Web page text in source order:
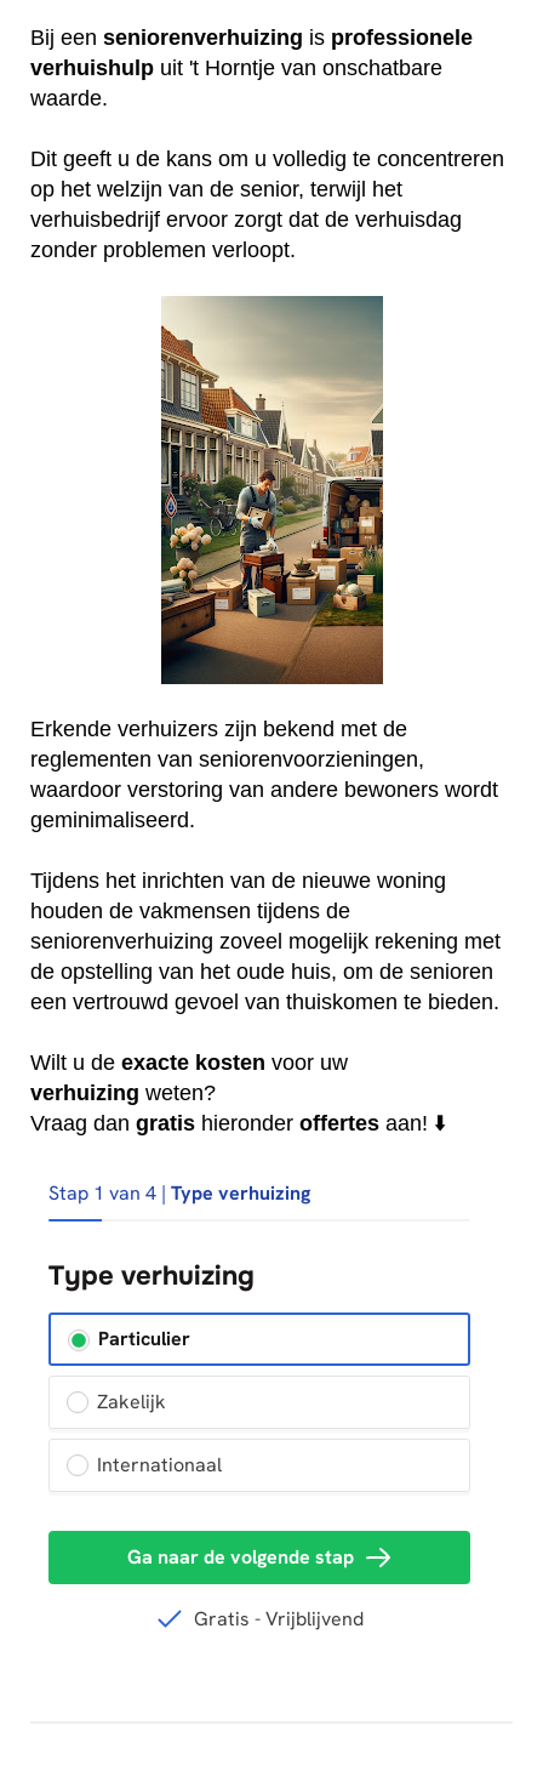
Bij een seniorenverhuizing is professionele
verhuishulp uit 't Horntje van onschatbare
waarde.
Dit geeft u de kans om u volledig te concentreren
op het welzijn van de senior, terwijl het
verhuisbedrijf ervoor zorgt dat de verhuisdag
zonder problemen verloopt.
Erkende verhuizers zijn bekend met de
reglementen van seniorenvoorzieningen,
waardoor verstoring van andere bewoners wordt
geminimaliseerd.
Tijdens het inrichten van de nieuwe woning
houden de vakmensen tijdens de
seniorenverhuizing zoveel mogelijk rekening met
de opstelling van het oude huis, om de senioren
een vertrouwd gevoel van thuiskomen te bieden.
Wilt u de exacte kosten voor uw
verhuizing weten?
Vraag dan gratis hieronder offertes aan! ⬇️